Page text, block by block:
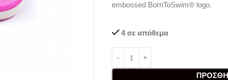
embossed BornToSwim® logo.
4 σε απόθεμα